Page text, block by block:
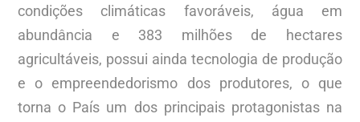
condições climáticas favoráveis, água em
abundância e 383 milhões de hectares
agricultáveis, possui ainda tecnologia de produção
e o empreendedorismo dos produtores, o que
torna o País um dos principais protagonistas na